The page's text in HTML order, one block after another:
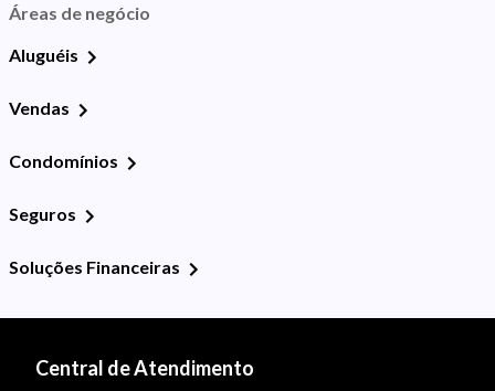
Áreas de negócio
Aluguéis
Vendas
Condomínios
Seguros
Soluções Financeiras
Central de Atendimento